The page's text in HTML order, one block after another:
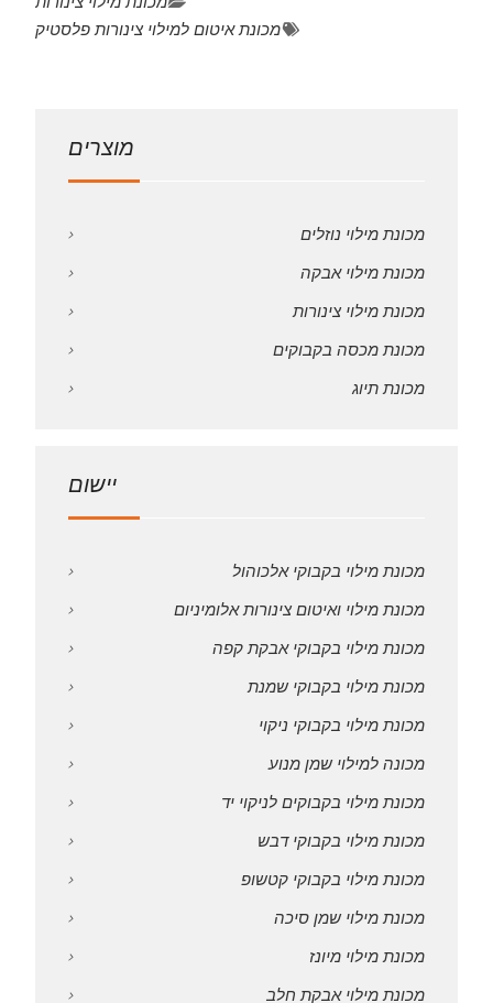
מכונת איטום למילוי צינורות פלסטיק
מוצרים
מכונת מילוי נוזלים
מכונת מילוי אבקה
מכונת מילוי צינורות
מכונת מכסה בקבוקים
מכונת תיוג
יישום
מכונת מילוי בקבוקי אלכוהול
מכונת מילוי ואיטום צינורות אלומיניום
מכונת מילוי בקבוקי אבקת קפה
מכונת מילוי בקבוקי שמנת
מכונת מילוי בקבוקי ניקוי
מכונה למילוי שמן מנוע
מכונת מילוי בקבוקים לניקוי יד
מכונת מילוי בקבוקי דבש
מכונת מילוי בקבוקי קטשופ
מכונת מילוי שמן סיכה
מכונת מילוי מיונז
מכונת מילוי אבקת חלב